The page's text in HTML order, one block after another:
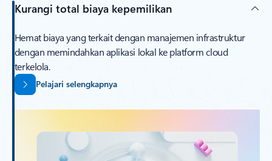
Kurangi total biaya kepemilikan
Hemat biaya yang terkait dengan manajemen infrastruktur
dengan memindahkan aplikasi lokal ke platform cloud
terkelola.
Pelajari selengkapnya